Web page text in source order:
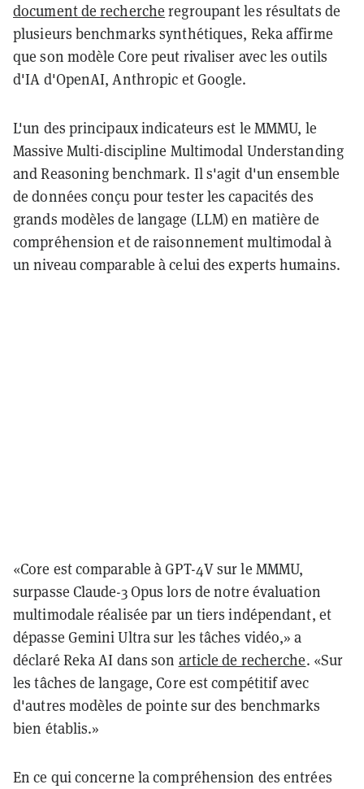
document de recherche regroupant les résultats de
plusieurs benchmarks synthétiques, Reka affirme
que son modèle Core peut rivaliser avec les outils
d'IA d'OpenAI, Anthropic et Google.
L'un des principaux indicateurs est le MMMU, le
Massive Multi-discipline Multimodal Understanding
and Reasoning benchmark. Il s'agit d'un ensemble
de données conçu pour tester les capacités des
grands modèles de langage (LLM) en matière de
compréhension et de raisonnement multimodal à
un niveau comparable à celui des experts humains.
«Core est comparable à GPT-4V sur le MMMU,
surpasse Claude-3 Opus lors de notre évaluation
multimodale réalisée par un tiers indépendant, et
dépasse Gemini Ultra sur les tâches vidéo,» a
déclaré Reka AI dans son article de recherche. «Sur
les tâches de langage, Core est compétitif avec
d'autres modèles de pointe sur des benchmarks
bien établis.»
En ce qui concerne la compréhension des entrées